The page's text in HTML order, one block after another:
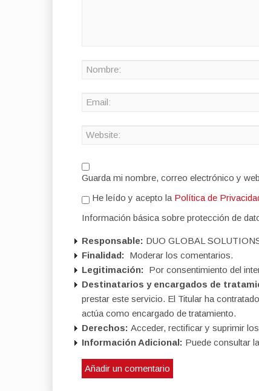
Guarda mi nombre, correo electrónico y
He leído y acepto la Política de
Información básica sobre protección de
Responsable: DUO GLOBAL
Finalidad: Moderar los comentarios.
Legitimación: Por consentimiento del
Destinatarios y encargados de
prestar este servicio. El Titular ha
actúa como encargado de tratamiento.
Derechos: Acceder, rectificar y suprimir
Información Adicional: Puede consultar